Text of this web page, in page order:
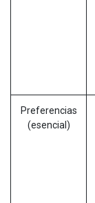
Preferencias
(esencial)